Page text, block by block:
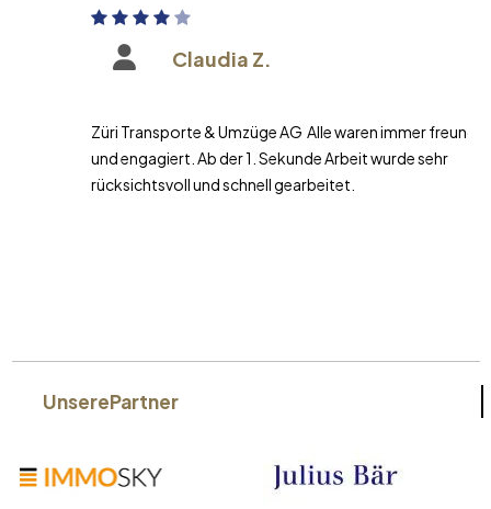
Claudia Z.
Züri Transporte & Umzüge AG Alle waren immer freundlich
und engagiert. Ab der 1. Sekunde Arbeit wurde sehr
rücksichtsvoll und schnell gearbeitet.
UnserePartner